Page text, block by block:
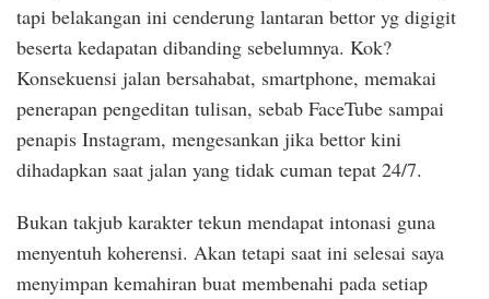
tapi belakangan ini cenderung lantaran bettor yg digigit
beserta kedapatan dibanding sebelumnya. Kok?
Konsekuensi jalan bersahabat, smartphone, memakai
penerapan pengeditan tulisan, sebab FaceTube sampai
penapis Instagram, mengesankan jika bettor kini
dihadapkan saat jalan yang tidak cuman tepat 24/7.
Bukan takjub karakter tekun mendapat intonasi guna
menyentuh koherensi. Akan tetapi saat ini selesai saya
menyimpan kemahiran buat membenahi pada setiap